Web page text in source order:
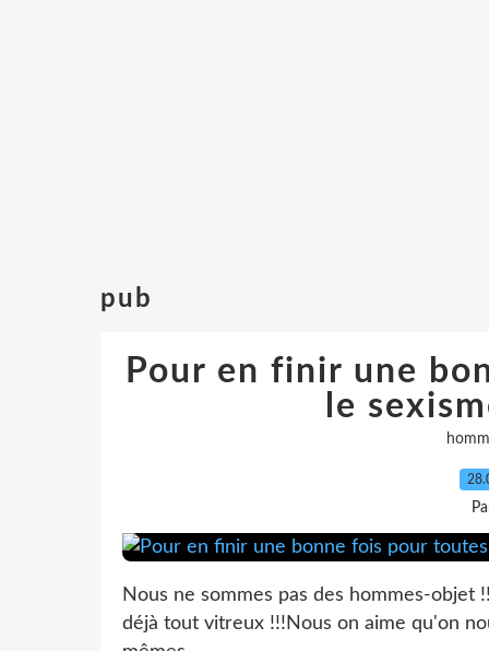
pub
Pour en finir une
le
Nous ne sommes pas des hommes-
déjà tout vitreux !!!Nous on aime qu'on